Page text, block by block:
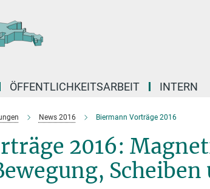
ÖFFENTLICHKEITSARBEIT INTERN
News 2016 Biermann Vorträge 2016
2016:
Scheiben